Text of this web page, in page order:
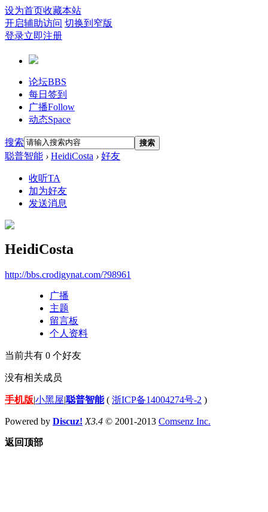
设为首页收藏本站
开启辅助访问 切换到窄版
登录立即注册
论坛BBS
每日签到
广播Follow
动态Space
搜索 搜索
聪普智能 › HeidiCosta › 好友
收听TA
加为好友
发送消息
HeidiCosta
http://bbs.crodigynat.com/?98961
广播
主题
留言板
个人资料
当前共有 0 个好友
没有相关成员
手机版|小黑屋|聪普智能( 浙ICP备14004274号-2 )
Powered by Discuz! X3.4 © 2001-2013 Comsenz Inc.
返回顶部